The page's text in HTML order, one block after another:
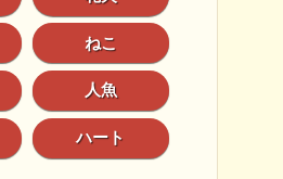
ねこ
人魚
ハート